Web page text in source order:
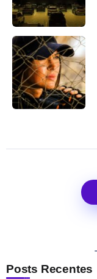
Posts Recentes